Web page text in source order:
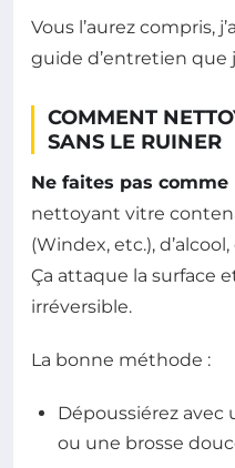
Vous l’aurez compris,
guide d’entretien que
COMMENT
SANS LE RUINER
Ne faites pas comme
nettoyant vitre
(Windex, etc.),
Ça attaque la surface
irréversible.
La bonne méthode :
Dépoussiérez
ou une brosse